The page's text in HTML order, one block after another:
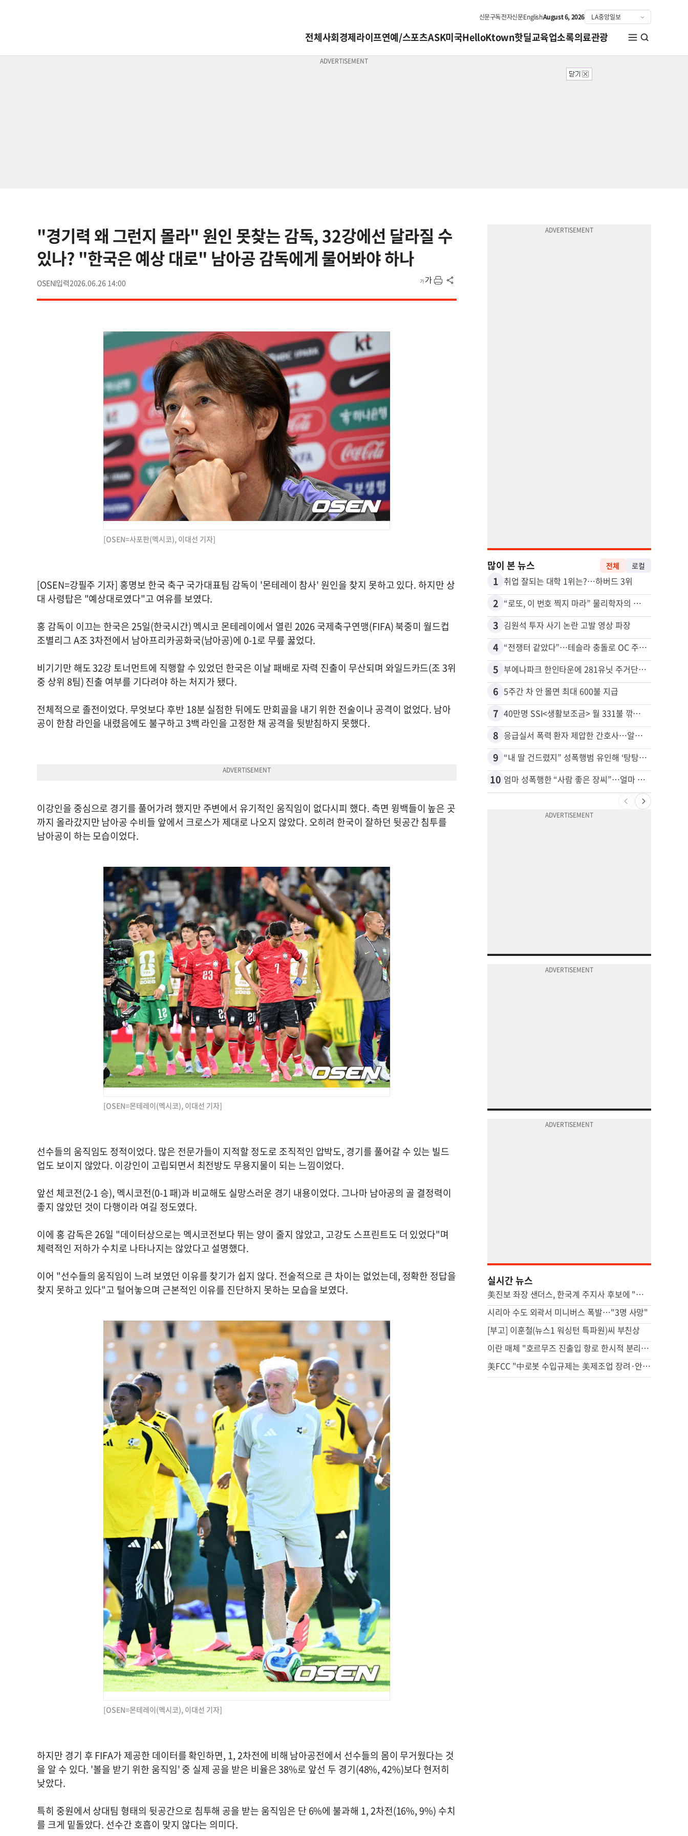
신문구독전자신문EnglishAugust 6, 2026
전체사회경제라이프연예/스포츠ASK미국HelloKtown핫딜교육업소록의료관광
"경기력 왜 그런지 몰라" 원인 못찾는 감독, 32강에선 달라질 수
있나? "한국은 예상 대로" 남아공 감독에게 물어봐야 하나
OSEN 2026.06.26 14:00
[OSEN=사포판(멕시코), 이대선 기자]
[OSEN=강필주 기자] 홍명보 한국 축구 국가대표팀 감독이 '몬테레이 참사' 원인을 찾지 못하고 있다. 하지만 상
대 사령탑은 "예상대로였다"고 여유를 보였다.
홍 감독이 이끄는 한국은 25일(한국시간) 멕시코 몬테레이에서 열린 2026 국제축구연맹(FIFA) 북중미 월드컵
조별리그 A조 3차전에서 남아프리카공화국(남아공)에 0-1로 무릎 꿇었다.
비기기만 해도 32강 토너먼트에 직행할 수 있었던 한국은 이날 패배로 자력 진출이 무산되며 와일드카드(조 3위
중 상위 8팀) 진출 여부를 기다려야 하는 처지가 됐다.
전체적으로 졸전이었다. 무엇보다 후반 18분 실점한 뒤에도 만회골을 내기 위한 전술이나 공격이 없었다. 남아
공이 한참 라인을 내렸음에도 불구하고 3백 라인을 고정한 채 공격을 뒷받침하지 못했다.
이강인을 중심으로 경기를 풀어가려 했지만 주변에서 유기적인 움직임이 없다시피 했다. 측면 윙백들이 높은 곳
까지 올라갔지만 남아공 수비들 앞에서 크로스가 제대로 나오지 않았다. 오히려 한국이 잘하던 뒷공간 침투를
남아공이 하는 모습이었다.
[OSEN=몬테레이(멕시코), 이대선 기자]
선수들의 움직임도 정적이었다. 많은 전문가들이 지적할 정도로 조직적인 압박도, 경기를 풀어갈 수 있는 빌드
업도 보이지 않았다. 이강인이 고립되면서 최전방도 무용지물이 되는 느낌이었다.
앞선 체코전(2-1 승), 멕시코전(0-1 패)과 비교해도 실망스러운 경기 내용이었다. 그나마 남아공의 골 결정력이
좋지 않았던 것이 다행이라 여길 정도였다.
이에 홍 감독은 26일 "데이터상으로는 멕시코전보다 뛰는 양이 줄지 않았고, 고강도 스프린트도 더 있었다"며
체력적인 저하가 수치로 나타나지는 않았다고 설명했다.
이어 "선수들의 움직임이 느려 보였던 이유를 찾기가 쉽지 않다. 전술적으로 큰 차이는 없었는데, 정확한 정답을
찾지 못하고 있다"고 털어놓으며 근본적인 이유를 진단하지 못하는 모습을 보였다.
[OSEN=몬테레이(멕시코), 이대선 기자]
하지만 경기 후 FIFA가 제공한 데이터를 확인하면, 1, 2차전에 비해 남아공전에서 선수들의 몸이 무거웠다는 것
을 알 수 있다. '볼을 받기 위한 움직임' 중 실제 공을 받은 비율은 38%로 앞선 두 경기(48%, 42%)보다 현저히
낮았다.
특히 중원에서 상대팀 형태의 뒷공간으로 침투해 공을 받는 움직임은 단 6%에 불과해 1, 2차전(16%, 9%) 수치
를 크게 밑돌았다. 선수간 호흡이 맞지 않다는 의미다.
많이 본 뉴스 전체 로컬
1 취업 잘되는 대학 1위는?…하버드 3위
2 “로또, 이 번호 찍지 마라” 물리학자의 당첨금 높이는 비밀
3 김원석 투자 사기 논란 고발 영상 파장
4 “전쟁터 같았다”…테슬라 충돌로 OC 주택 4채 파손
5 부에나파크 한인타운에 281유닛 주거단지 들어선다
6 5주간 차 안 몰면 최대 600불 지급
7 40만명 SSI<생활보조금> 월 331불 깎이나
8 응급실서 폭력 환자 제압한 간호사…알고 보니
9 “내 딸 건드렸지” 성폭행범 유인해 ‘탕탕’…아빠의 복수 결말
10 엄마 성폭행한 “사람 좋은 장씨”…얼마 뒤 딸 배도 불러왔다
실시간 뉴스
美진보 좌장 샌더스, 한국계 주지사 후보에 "공개지지 않겠다"
시리아 수도 외곽서 미니버스 폭발…"3명 사망"
[부고] 이훈철(뉴스1 워싱턴 특파원)씨 부친상
이란 매체 "호르무즈 진출입 항로 한시적 분리…이후엔 중앙항로만"
美FCC "中로봇 수입규제는 美제조업 장려·안보위험 대응 목적"